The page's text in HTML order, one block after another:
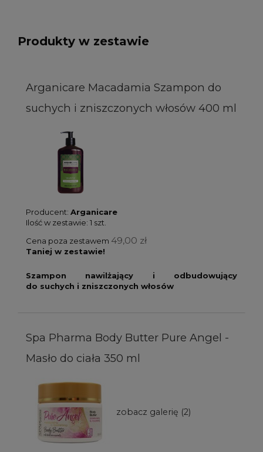
Produkty w zestawie
Arganicare Macadamia Szampon do
suchych i zniszczonych włosów 400 ml
Producent: Arganicare
Ilość w zestawie: 1 szt.
Cena poza zestawem 49,00 zł
Taniej w zestawie!
Szampon nawilżający i odbudowujący
do suchych i zniszczonych włosów
Spa Pharma Body Butter Pure Angel -
Masło do ciała 350 ml
zobacz galerię (2)